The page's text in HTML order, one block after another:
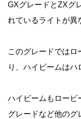
GXグレードとZXグ
れているライトが異
このグレードでは
り、ハイビームはハ
ハイビームもロービ
グレードなど他のグ